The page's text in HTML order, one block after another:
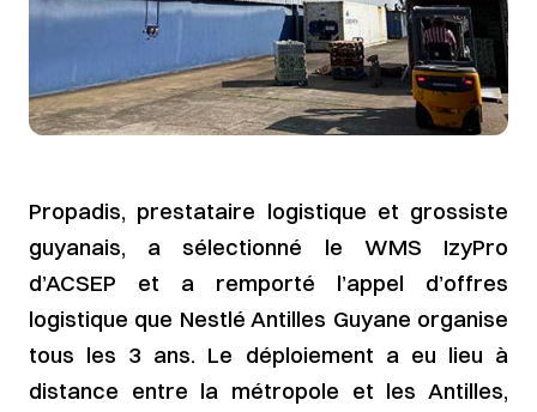
Propadis, prestataire logistique et grossiste
guyanais, a sélectionné le WMS IzyPro
d’ACSEP et a remporté l’appel d’offres
logistique que Nestlé Antilles Guyane organise
tous les 3 ans. Le déploiement a eu lieu à
distance entre la métropole et les Antilles,